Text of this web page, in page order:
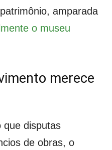
amparada
o museu
merece
que disputas
de obras, o